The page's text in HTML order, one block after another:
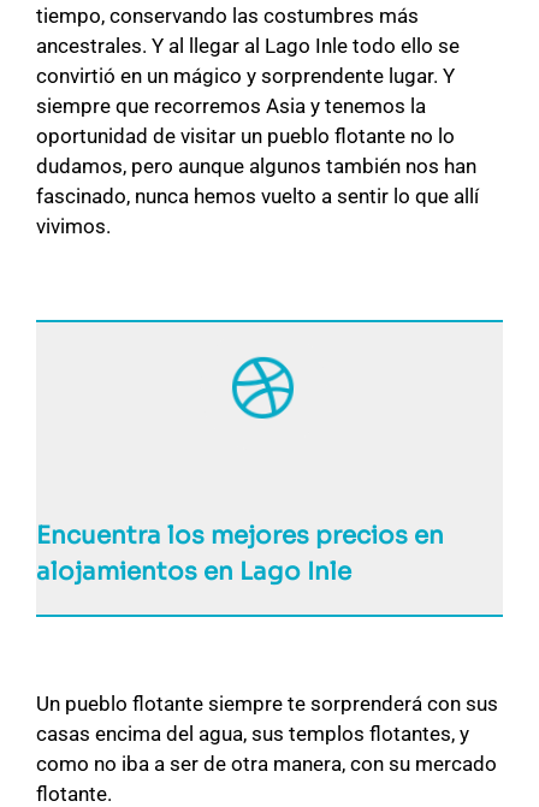
tiempo, conservando las costumbres más
ancestrales. Y al llegar al Lago Inle todo ello se
convirtió en un mágico y sorprendente lugar. Y
siempre que recorremos Asia y tenemos la
oportunidad de visitar un pueblo flotante no lo
dudamos, pero aunque algunos también nos han
fascinado, nunca hemos vuelto a sentir lo que allí
vivimos.
Encuentra los mejores precios en
alojamientos en Lago Inle
Un pueblo flotante siempre te sorprenderá con sus
casas encima del agua, sus templos flotantes, y
como no iba a ser de otra manera, con su mercado
flotante.